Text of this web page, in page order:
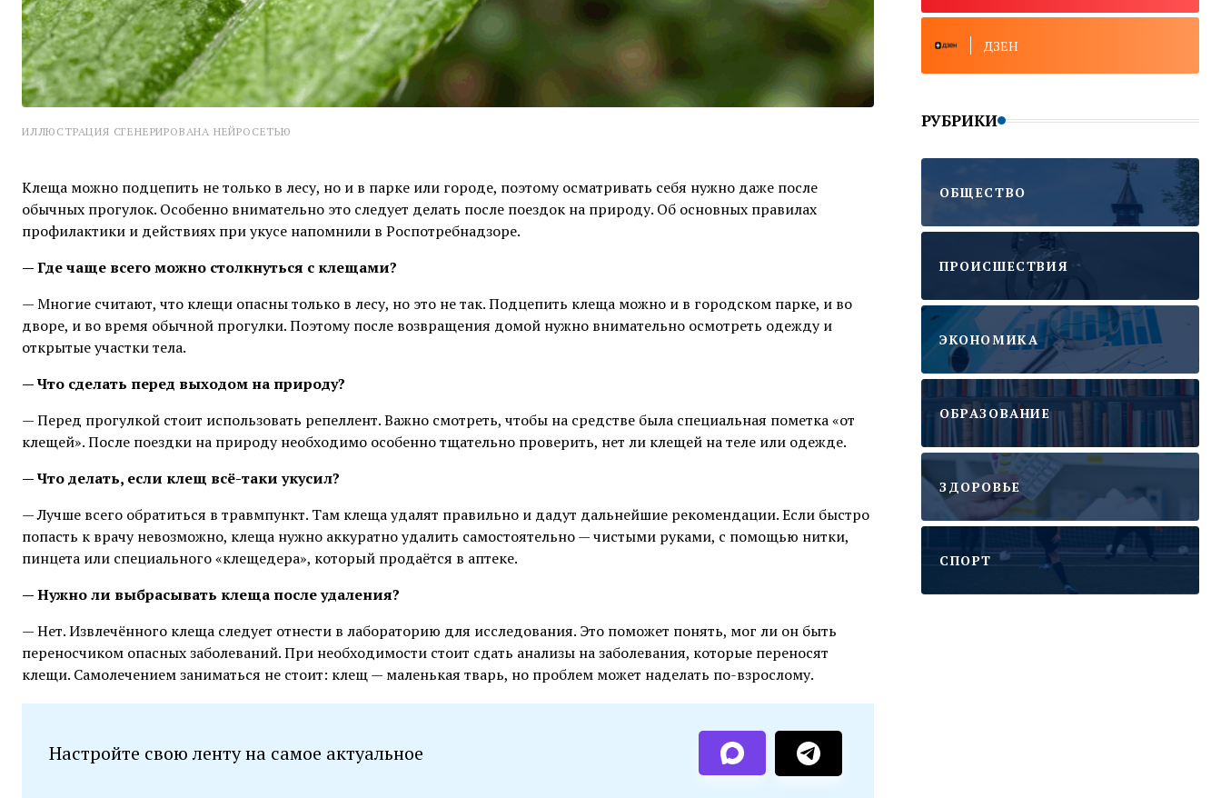
ИЛЛЮСТРАЦИЯ СГЕНЕРИРОВАНА НЕЙРОСЕТЬЮ
Клеща можно подцепить не только в лесу, но и в парке или городе, поэтому осматривать себя нужно даже после
обычных прогулок. Особенно внимательно это следует делать после поездок на природу. Об основных правилах
профилактики и действиях при укусе напомнили в Роспотребнадзоре.
— Где чаще всего можно столкнуться с клещами?
— Многие считают, что клещи опасны только в лесу, но это не так. Подцепить клеща можно и в городском парке, и во
дворе, и во время обычной прогулки. Поэтому после возвращения домой нужно внимательно осмотреть одежду и
открытые участки тела.
— Что сделать перед выходом на природу?
— Перед прогулкой стоит использовать репеллент. Важно смотреть, чтобы на средстве была специальная пометка «от
клещей». После поездки на природу необходимо особенно тщательно проверить, нет ли клещей на теле или одежде.
— Что делать, если клещ всё-таки укусил?
— Лучше всего обратиться в травмпункт. Там клеща удалят правильно и дадут дальнейшие рекомендации. Если быстро
попасть к врачу невозможно, клеща нужно аккуратно удалить самостоятельно — чистыми руками, с помощью нитки,
пинцета или специального «клещедера», который продаётся в аптеке.
— Нужно ли выбрасывать клеща после удаления?
— Нет. Извлечённого клеща следует отнести в лабораторию для исследования. Это поможет понять, мог ли он быть
переносчиком опасных заболеваний. При необходимости стоит сдать анализы на заболевания, которые переносят
клещи. Самолечением заниматься не стоит: клещ — маленькая тварь, но проблем может наделать по-взрослому.
Настройте свою ленту на самое актуальное
ДЗЕН
РУБРИКИ
ОБЩЕСТВО
ПРОИСШЕСТВИЯ
ЭКОНОМИКА
ОБРАЗОВАНИЕ
ЗДОРОВЬЕ
CПОРТ